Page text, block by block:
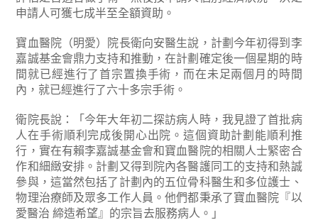
申請人可獲七成半至全額資助。
寶血醫院（明愛）院長衛向安醫生說，計劃今年初得到李
嘉誠基金會鼎力支持和推動，在計劃確定後一個星期的時
間就已經進行了首宗置換手術，而在未足兩個月的時間
內，就已經進行了六十多宗手術。
衛院長說：「今年大年初二探訪病人時，我見證了首批病
人在手術順利完成後開心出院。這個資助計劃能順利推
行，實在有賴李嘉誠基金會和寶血醫院的相關人士緊密合
作和細緻安排。計劃又得到院內各醫護同工的支持和熱誠
參與，這當然包括了計劃內的五位骨科醫生和多位護士、
物理治療師及眾多工作人員。他們都秉承了寶血醫院『以
愛醫治 締造希望』的宗旨去服務病人。」